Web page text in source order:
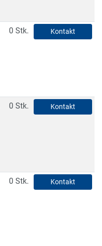
0 Stk. Kontakt
0 Stk. Kontakt
0 Stk. Kontakt